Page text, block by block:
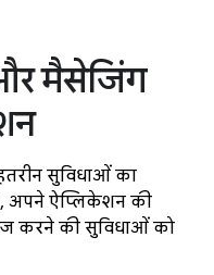
मैसेजिंग
सुविधाओं का
अपने ऐप्लिकेशन की
करने की सुविधाओं को